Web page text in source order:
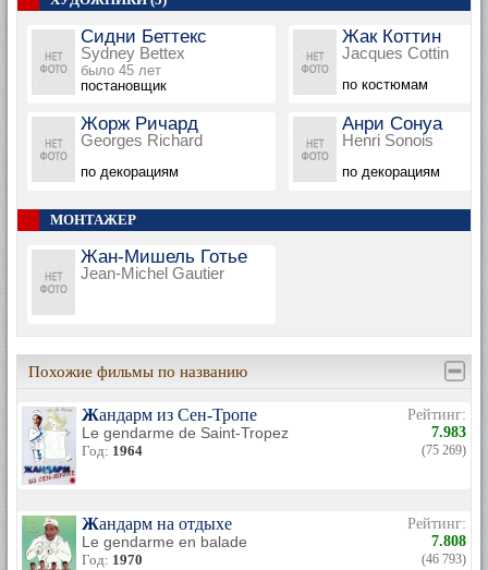
Сидни Беттекс
Sydney Bettex
было 45 лет
постановщик
Жак Коттин
Jacques Cottin
по костюмам
Жорж Ричард
Georges Richard
по декорациям
Анри Сонуа
Henri Sonois
по декорациям
МОНТАЖЕР
Жан-Мишель Готье
Jean-Michel Gautier
Похожие фильмы по названию
Жандарм из Сен-Тропе
Le gendarme de Saint-Tropez
Год: 1964
Рейтинг:
7.983
(75 269)
Жандарм на отдыхе
Le gendarme en balade
Год: 1970
Рейтинг:
7.808
(46 793)